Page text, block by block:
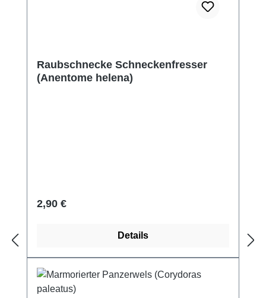
Raubschnecke Schneckenfresser
(Anentome helena)
Regulärer Preis:
2,90 €
Details